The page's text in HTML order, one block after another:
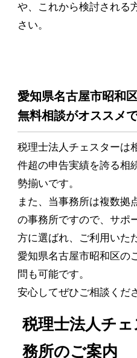
や、これから検討される
さい。
愛知県名古屋市昭和
無料相談がオススメ
税理士法人チェスターは
件超の申告実績を誇る相
勢揃いです。
また、当事務所は複数拠
の事務所ですので、サポ
方に選ばれ、ご利用いた
愛知県名古屋市昭和区の
問も可能です。
安心してぜひご相談くだ
税理士法人チ
務所のご案内